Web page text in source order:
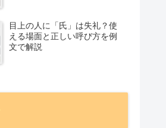
目上の人に「氏」は失礼？使
える場面と正しい呼び方を例
文で解説